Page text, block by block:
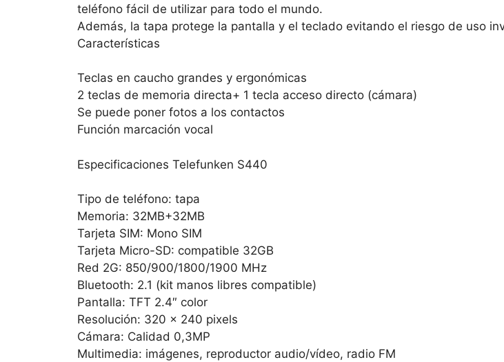
teléfono fácil de utilizar para todo el mundo.
Además, la tapa protege la pantalla y el teclado evitando el riesgo de uso
Características
Teclas en caucho grandes y ergonómicas
2 teclas de memoria directa+ 1 tecla acceso directo (cámara)
Se puede poner fotos a los contactos
Función marcación vocal
Especificaciones Telefunken S440
Tipo de teléfono: tapa
Memoria: 32MB+32MB
Tarjeta SIM: Mono SIM
Tarjeta Micro-SD: compatible 32GB
Red 2G: 850/900/1800/1900 MHz
Bluetooth: 2.1 (kit manos libres compatible)
Pantalla: TFT 2.4″ color
Resolución: 320 x 240 pixels
Cámara: Calidad 0,3MP
Multimedia: imágenes, reproductor audio/vídeo, radio FM